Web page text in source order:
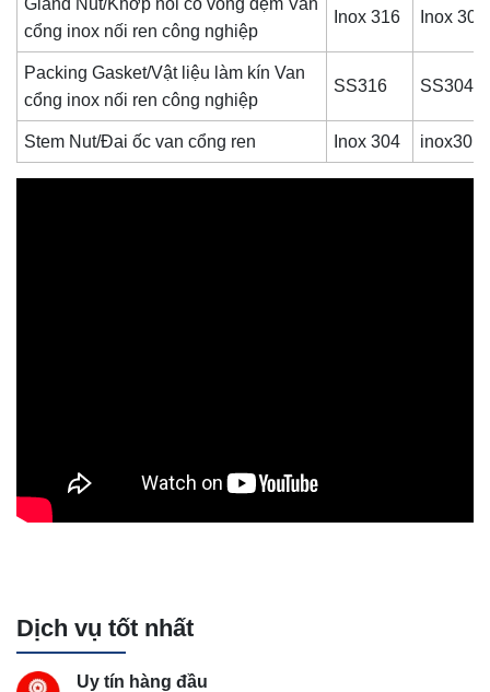
Gland Nut/Khớp nối có vòng đệm Van
cổng inox nối ren công nghiệp
Inox 316 Inox 304
Packing Gasket/Vật liệu làm kín Van
cổng inox nối ren công nghiệp
SS316 SS304
Stem Nut/Đai ốc van cổng ren Inox 304 inox301
Dịch vụ tốt nhất
Uy tín hàng đầu